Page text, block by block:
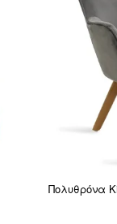
Πολυθρόνα